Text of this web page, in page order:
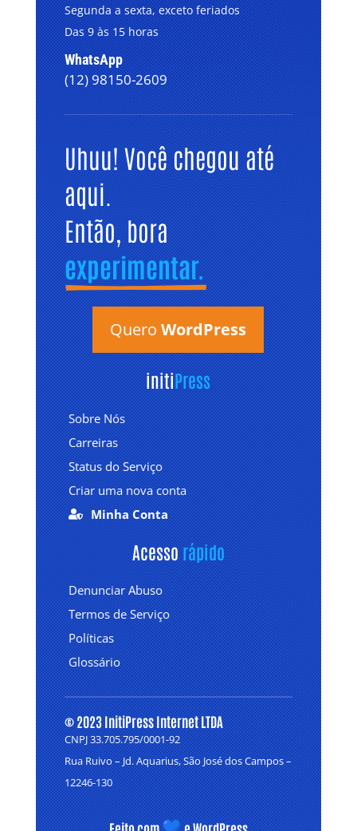
Segunda a sexta, exceto feriados
Das 9 às 15 horas
WhatsApp
(12) 98150-2609
Uhuu! Você chegou até
aqui.
Então, bora
experimentar.
Quero WordPress
initiPress
Sobre Nós
Carreiras
Status do Serviço
Criar uma nova conta
 Minha Conta
Acesso rápido
Denunciar Abuso
Termos de Serviço
Políticas
Glossário
© 2023 InitiPress Internet LTDA
CNPJ 33.705.795/0001-92
Rua Ruivo – Jd. Aquarius, São José dos Campos –
12246-130
Feito com e WordPress